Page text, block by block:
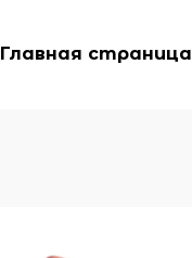
Главная страница